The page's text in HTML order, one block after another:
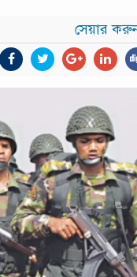
সেয়ার